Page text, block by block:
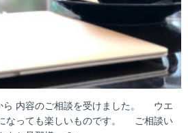
ら 内容のご相談を受けました。 ウエ
なっても楽しいものです。 ご相談い